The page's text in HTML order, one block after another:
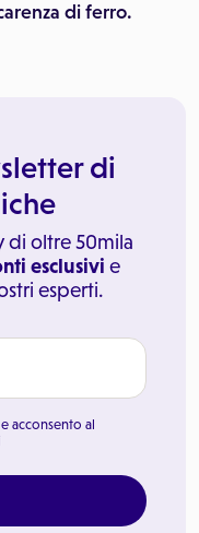
di ferro.
di
di oltre 50mila
esclusivi e
esperti.
e acconsento al